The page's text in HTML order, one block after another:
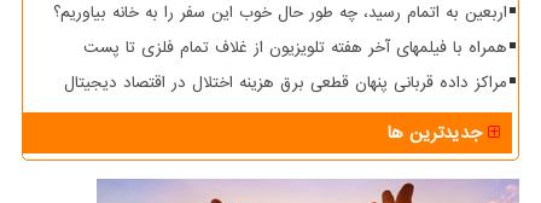
اربعین به اتمام رسید، چه طور حال خوب این سفر را به خانه بیاوریم؟
همراه با فیلمهای آخر هفته تلویزیون از غلاف تمام فلزی تا پست
مراکز داده قربانی پنهان قطعی برق هزینه اختلال در اقتصاد دیجیتال
جدیدترین ها